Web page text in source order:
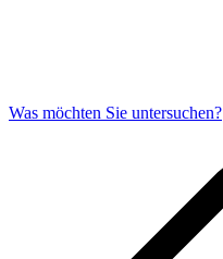
Was möchten Sie untersuchen?